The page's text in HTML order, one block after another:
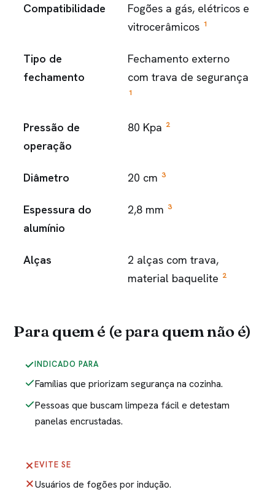
Compatibilidade
Fogões a gás, elétricos e
vitrocerâmicos 1
Tipo de
fechamento
Fechamento externo
com trava de segurança
1
Pressão de
operação
80 Kpa 2
Diâmetro 20 cm 3
Espessura do
alumínio
2,8 mm 3
Alças
2 alças com trava,
material baquelite 2
Para quem é (e para quem não é)
INDICADO PARA
Famílias que priorizam segurança na cozinha.
Pessoas que buscam limpeza fácil e detestam
panelas encrustadas.
EVITE SE
Usuários de fogões por indução.